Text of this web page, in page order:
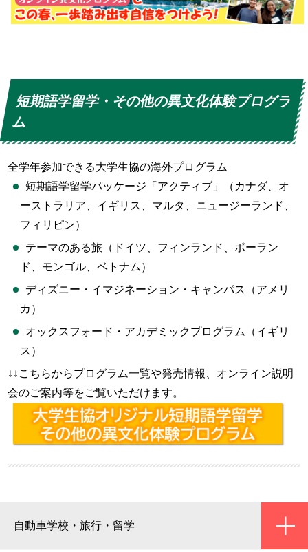
短期語学留学・その他の異文化体験プログラ
ム
全学年参加できる大学生協の海外プログラム
短期語学留学パッケージ「アクティブ」（カナダ、オ
ーストラリア、イギリス、マルタ、ニュージーランド、
フィリピン）
テーマのある旅（ドイツ、フィンランド、ポーラン
ド、モンゴル、ベトナム）
ディズニー・イマジネーション・キャンパス（アメリ
カ）
オックスフォード・アカデミックプログラム（イギリ
ス）
↓↓こちらからプログラム一覧や発売情報、オンライン説明
会のご案内等をご覧いただけます。
自動車学校・旅行・留学